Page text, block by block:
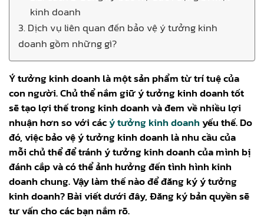
kinh doanh
3. Dịch vụ liên quan đến bảo vệ ý tưởng kinh
doanh gồm những gì?
Ý tưởng kinh doanh là một sản phẩm từ trí tuệ của
con người. Chủ thể nắm giữ ý tưởng kinh doanh tốt
sẽ tạo lợi thế trong kinh doanh và đem về nhiều lợi
nhuận hơn so với cácý tưởng kinh doanhyếu thế. Do
đó, việc bảo vệ ý tưởng kinh doanh là nhu cầu của
mỗi chủ thể để tránh ý tưởng kinh doanh của mình bị
đánh cắp và có thể ảnh hưởng đến tình hình kinh
doanh chung. Vậy làm thế nào để đăng ký ý tưởng
kinh doanh? Bài viết dưới đây, Đăng ký bản quyền sẽ
tư vấn cho các bạn nắm rõ.